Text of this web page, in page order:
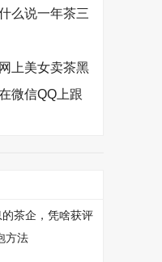
么说一年茶三
上美女卖茶黑
微信QQ上跟
的茶企，凭啥获评
方法